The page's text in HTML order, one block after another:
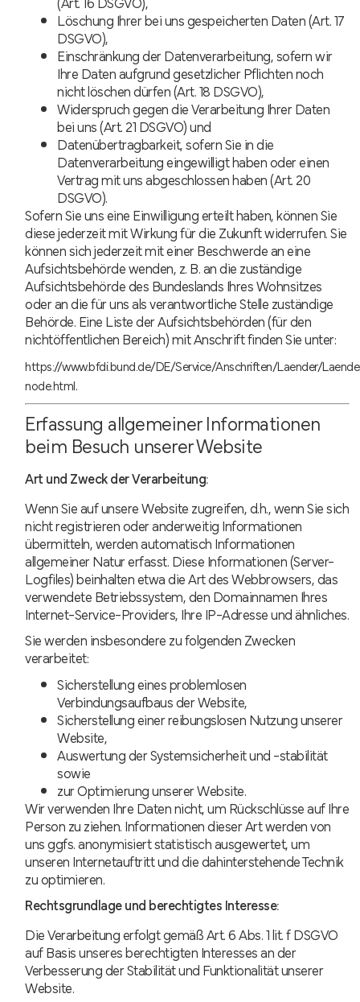
Löschung Ihrer bei uns gespeicherten Daten (Art. 17
DSGVO),
Einschränkung der Datenverarbeitung, sofern wir
Ihre Daten aufgrund gesetzlicher Pflichten noch
nicht löschen dürfen (Art. 18 DSGVO),
Widerspruch gegen die Verarbeitung Ihrer Daten
bei uns (Art. 21 DSGVO) und
Datenübertragbarkeit, sofern Sie in die
Datenverarbeitung eingewilligt haben oder einen
Vertrag mit uns abgeschlossen haben (Art. 20
DSGVO).
Sofern Sie uns eine Einwilligung erteilt haben, können Sie
diese jederzeit mit Wirkung für die Zukunft widerrufen. Sie
können sich jederzeit mit einer Beschwerde an eine
Aufsichtsbehörde wenden, z. B. an die zuständige
Aufsichtsbehörde des Bundeslands Ihres Wohnsitzes
oder an die für uns als verantwortliche Stelle zuständige
Behörde. Eine Liste der Aufsichtsbehörden (für den
nichtöffentlichen Bereich) mit Anschrift finden Sie unter:
https://www.bfdi.bund.de/DE/Service/Anschriften/Laender/
node.html.
Erfassung allgemeiner Informationen
beim Besuch unserer Website
Art und Zweck der Verarbeitung:
Wenn Sie auf unsere Website zugreifen, d.h., wenn Sie sich
nicht registrieren oder anderweitig Informationen
übermitteln, werden automatisch Informationen
allgemeiner Natur erfasst. Diese Informationen (Server-
Logfiles) beinhalten etwa die Art des Webbrowsers, das
verwendete Betriebssystem, den Domainnamen Ihres
Internet-Service-Providers, Ihre IP-Adresse und ähnliches.
Sie werden insbesondere zu folgenden Zwecken
verarbeitet:
Sicherstellung eines problemlosen
Verbindungsaufbaus der Website,
Sicherstellung einer reibungslosen Nutzung unserer
Website,
Auswertung der Systemsicherheit und -stabilität
sowie
zur Optimierung unserer Website.
Wir verwenden Ihre Daten nicht, um Rückschlüsse auf Ihre
Person zu ziehen. Informationen dieser Art werden von
uns ggfs. anonymisiert statistisch ausgewertet, um
unseren Internetauftritt und die dahinterstehende Technik
zu optimieren.
Rechtsgrundlage und berechtigtes Interesse:
Die Verarbeitung erfolgt gemäß Art. 6 Abs. 1 lit. f DSGVO
auf Basis unseres berechtigten Interesses an der
Verbesserung der Stabilität und Funktionalität unserer
Website.